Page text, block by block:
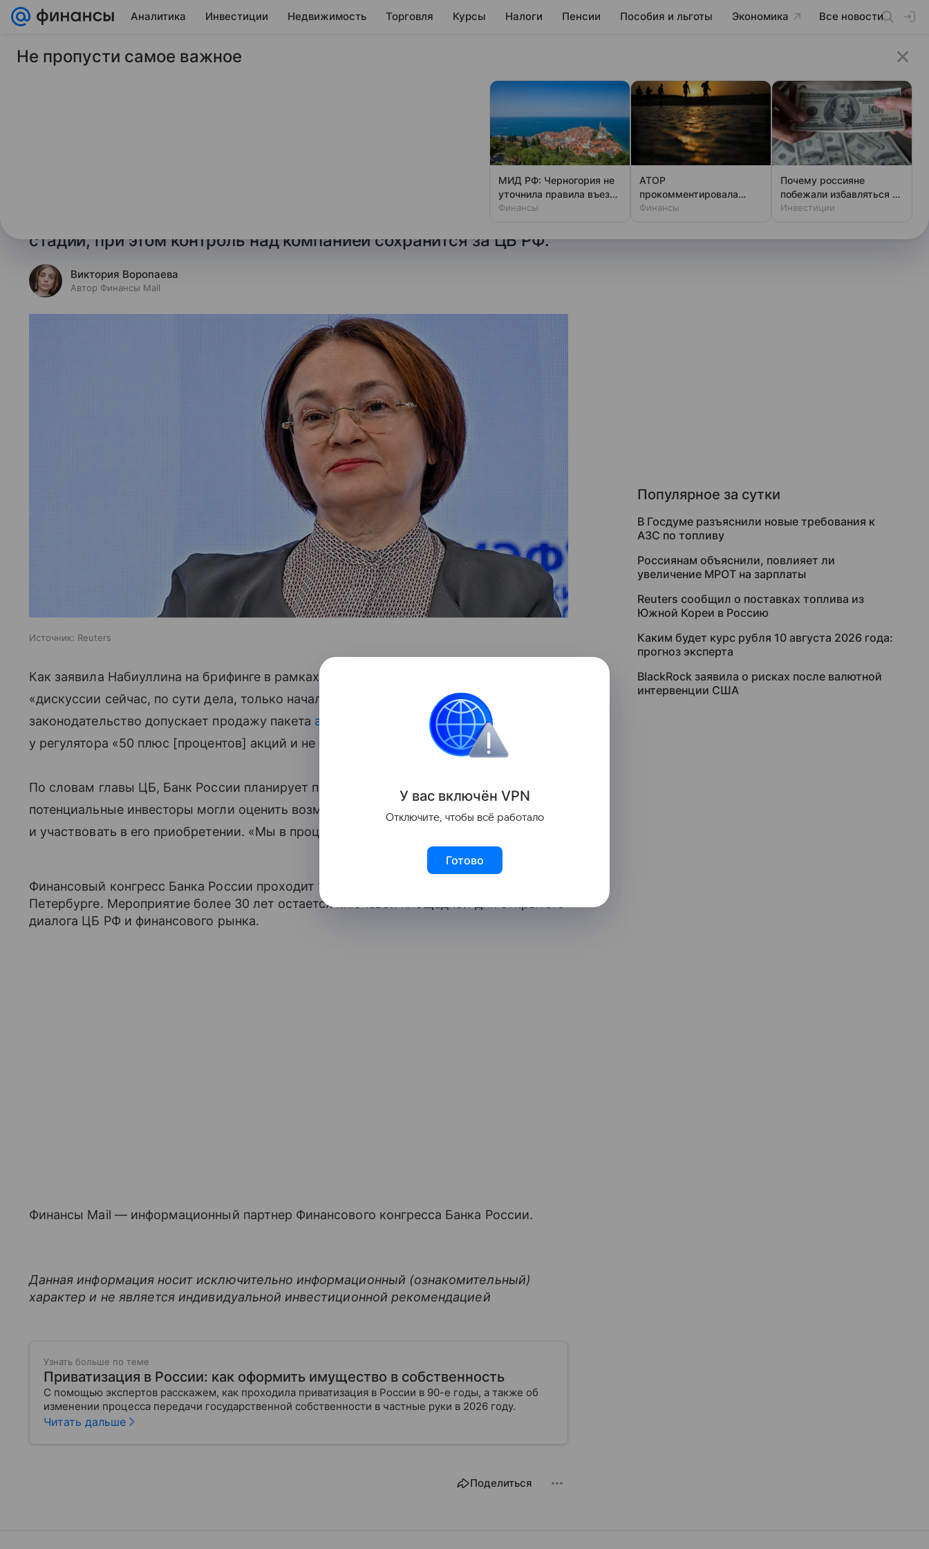
Аналитика Инвестиции Недвижимость Торговля Курсы Налоги Пенсии Пособия и льготы Экономика Все новости
2 июля 2026 Финансы Mail
системы платежных карт (НСПК) находится на начальной
стадии, при этом контроль над компанией сохранится за ЦБ РФ.
Виктория Воропаева
Автор Финансы Mail
Источник: Reuters
Как заявила Набиуллина на брифинге в рамках Финансового конгресса ЦБ РФ,
«дискуссии сейчас, по сути дела, только начались». Она уточнила, что действующее
законодательство допускает продажу пакета акций
на рынке при условии сохранения
у регулятора «50 плюс [процентов] акций и не более 5% в одни руки».
По словам главы ЦБ, Банк России планирует провести рыночную оценку НСПК, чтобы
потенциальные инвесторы могли оценить возможную стоимость пакета акций
и участвовать в его приобретении. «Мы в процессе обсуждения», — добавила она.
Финансовый конгресс Банка России проходит 1—3 июля
Петербурге. Мероприятие более 30 лет остается ключевой площадкой для открытого
диалога ЦБ РФ и финансового рынка.
Финансы Mail — информационный партнер Финансового конгресса Банка России.
Данная информация носит исключительно информационный (ознакомительный)
характер и не является индивидуальной инвестиционной рекомендацией
Узнать больше по теме
Приватизация в России: как оформить имущество в собственность
С помощью экспертов расскажем, как проходила приватизация в России в 90-е годы, а также об
изменении процесса передачи государственной собственности в частные руки в 2026 году.
Читать дальше
Поделиться
Популярное за сутки
В Госдуме разъяснили новые требования к
АЗС по топливу
Россиянам объяснили, повлияет ли
увеличение МРОТ на зарплаты
Reuters сообщил о поставках топлива из
Южной Кореи в Россию
Каким будет курс рубля 10 августа 2026 года:
прогноз эксперта
BlackRock заявила о рисках после валютной
интервенции США
Не пропусти самое важное
МИД РФ: Черногория не
уточнила правила въезда
для россиян с 1 ноября
Финансы
АТОР
прокомментировала
данные о жалобах
Финансы
Почему россияне
побежали избавляться от
долларов и евро
Инвестиции
У вас включён VPN
Отключите, чтобы всё работало
Готово